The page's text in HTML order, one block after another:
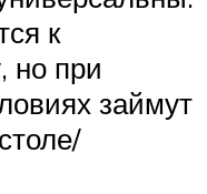
к
но при
займут